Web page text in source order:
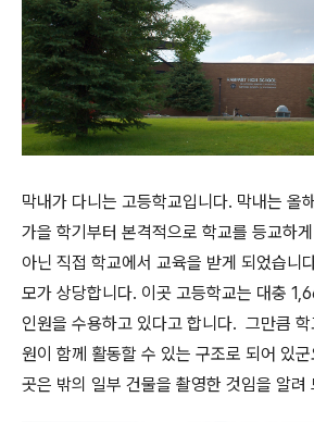
막내가 다니는 고등학교입니다. 막내는 올
가을 학기부터 본격적으로 학교를 등교하
아닌 직접 학교에서 교육을 받게 되었습니
모가 상당합니다. 이곳 고등학교는 대충
인원을 수용하고 있다고 합니다. 그만큼
원이 함께 활동할 수 있는 구조로 되어 있
곳은 밖의 일부 건물을 촬영한 것임을 알려